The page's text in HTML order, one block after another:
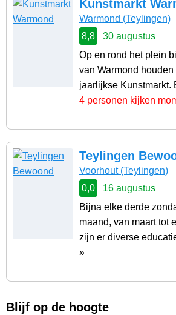
Kunstmarkt
Warmond (Teylingen)
8,8
30 augustus
Op en rond het plein
van Warmond
jaarlijkse Kunstmarkt.
4 personen kijken
Teylingen
Voorhout(Teylingen)
0,0
16 augustus
Bijna elke derde
maand, van maart tot
zijn er diverse
»
Blijf op de hoogte